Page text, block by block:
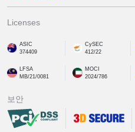
Licenses
ASIC
374409
CySEC
412/22
LFSA
MB/21/0081
MOCI
2024/786
보안